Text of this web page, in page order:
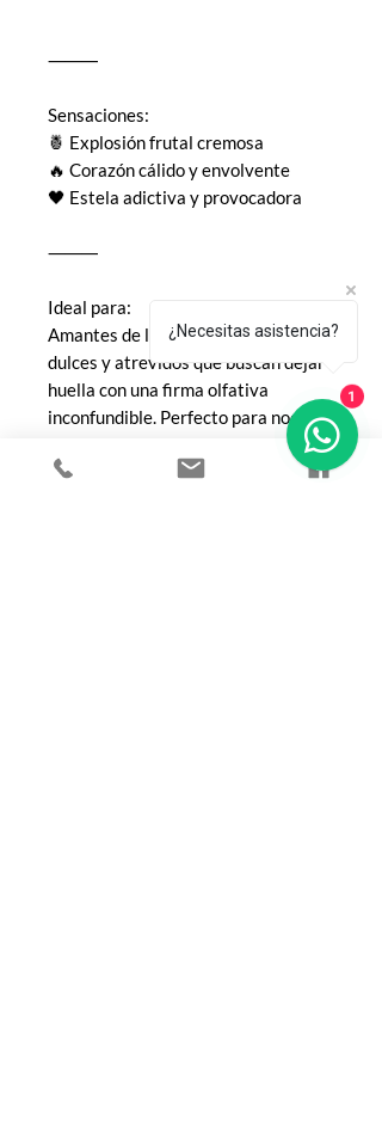
⸻
Sensaciones:
🍍 Explosión frutal cremosa
🔥 Corazón cálido y envolvente
🖤 Estela adictiva y provocadora
⸻
Ideal para:
Amantes de los perfumes intensos,
dulces y atrevidos que buscan dejar
huella con una firma olfativa
inconfundible. Perfecto para noches
especiales, salidas glamorosas o
simplemente cuando quieres
¿Necesitas asistencia?
1